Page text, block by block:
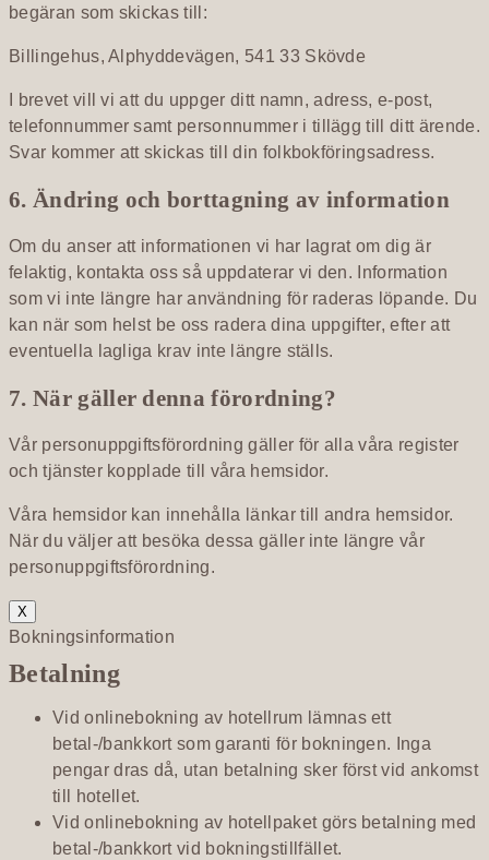
begäran som skickas till:
Billingehus, Alphyddevägen, 541 33 Skövde
I brevet vill vi att du uppger ditt namn, adress, e-post,
telefonnummer samt personnummer i tillägg till ditt ärende.
Svar kommer att skickas till din folkbokföringsadress.
6. Ändring och borttagning av information
Om du anser att informationen vi har lagrat om dig är
felaktig, kontakta oss så uppdaterar vi den. Information
som vi inte längre har användning för raderas löpande. Du
kan när som helst be oss radera dina uppgifter, efter att
eventuella lagliga krav inte längre ställs.
7. När gäller denna förordning?
Vår personuppgiftsförordning gäller för alla våra register
och tjänster kopplade till våra hemsidor.
Våra hemsidor kan innehålla länkar till andra hemsidor.
När du väljer att besöka dessa gäller inte längre vår
personuppgiftsförordning.
X
Bokningsinformation
Betalning
Vid onlinebokning av hotellrum lämnas ett
betal-/bankkort som garanti för bokningen. Inga
pengar dras då, utan betalning sker först vid ankomst
till hotellet.
Vid onlinebokning av hotellpaket görs betalning med
betal-/bankkort vid bokningstillfället.